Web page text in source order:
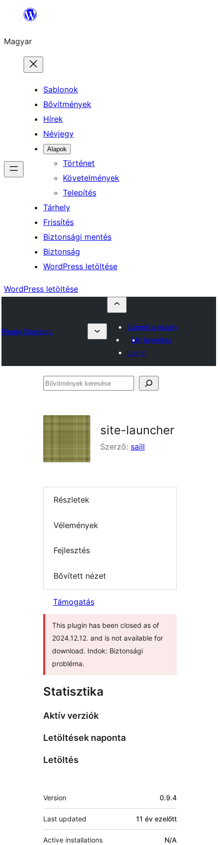
Ugrás
tartalomhoz
Magyar
Sablonok
Bővítmények
Hírek
Névjegy
Alapok
Történet
Követelmények
Telepítés
Tárhely
Frissítés
Biztonsági mentés
Biztonság
WordPress letöltése
WordPress letöltése
Plugin Directory
Submit a plugin
My favorites
Log in
Bővítmények
site-launcher
Szerző: saill
Részletek
Vélemények
Fejlesztés
Bővített nézet
Támogatás
This plugin has been closed as of
2024.12.12. and is not available for
download. Indok: Biztonsági
probléma.
Statisztika
Aktív verziók
Letöltések naponta
Letöltés
Meta
Version 0.9.4
Last updated 11 év ezelőtt
Active installations N/A